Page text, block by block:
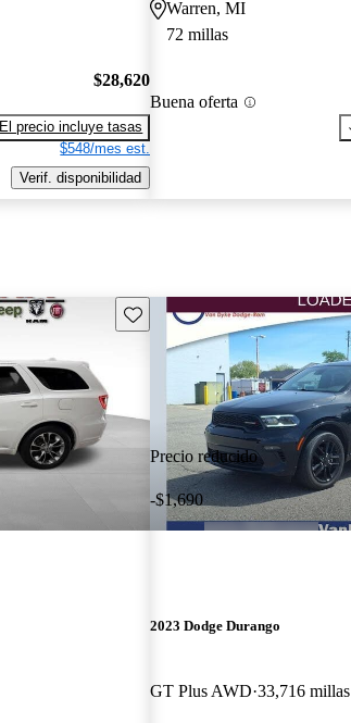
$28,620
El precio incluye tasas
$548/mes est.
Verif. disponibilidad
Warren, MI
72 millas
Buena oferta
Guarda este Aviso
Precio reducido
-$1,690
2023 Dodge Durango
GT Plus AWD 33,716 millas